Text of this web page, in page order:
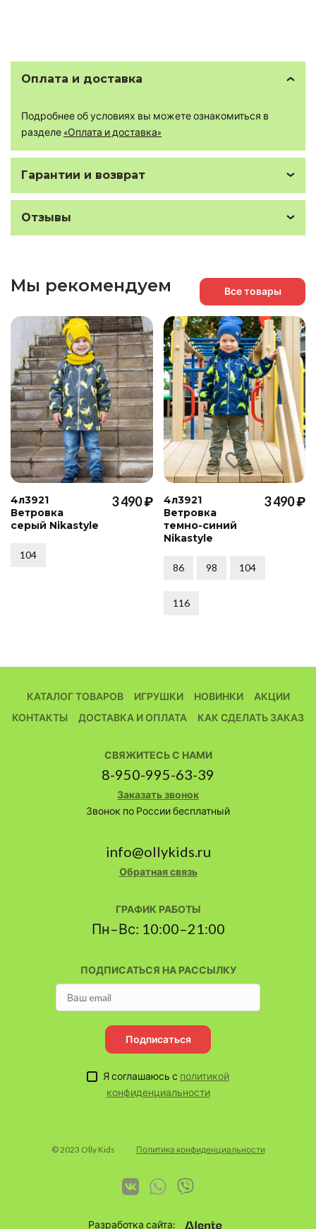
Оплата и доставка
Подробнее об условиях вы можете ознакомиться в
разделе «Оплата и доставка»
Гарантии и возврат
Отзывы
Мы рекомендуем Все товары
4л3921
Ветровка
серый Nikastyle
3 490 ₽
104
4л3921
Ветровка
темно-синий
Nikastyle
3 490 ₽
86 98 104
116
КАТАЛОГ ТОВАРОВ ИГРУШКИ НОВИНКИ
АКЦИИ
КОНТАКТЫ
ДОСТАВКА И ОПЛАТА КАК СДЕЛАТЬ ЗАКАЗ
ПОДПИСАТЬСЯ НА РАССЫЛКУ
Подписаться
Я соглашаюсь с политикой
конфиденциальности
СВЯЖИТЕСЬ С НАМИ
8-950-995-63-39
Заказать звонок
Звонок по России бесплатный
info@ollykids.ru
Обратная связь
ГРАФИК РАБОТЫ
Пн–Вс: 10:00–21:00
© 2023 Olly Kids Политика конфиденциальности
Разработка сайта: